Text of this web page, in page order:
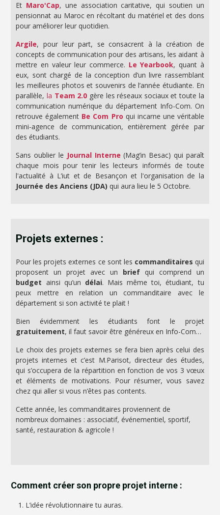
Et Maro'Cap, une association caritative, qui soutien un
pensionnat au Maroc en récoltant du matériel et des dons
pour améliorer leur quotidien.
Argile, pour leur part, se consacrent à la création de
concepts de communication pour des artisans, les aidant à
mettre en valeur leur commerce. Le Yearbook, quant à
eux, sont chargé de la conception d’un livre rassemblant
les meilleures photos et souvenirs de l’année étudiante. En
parallèle, la Team 2.0 gère les réseaux sociaux et toute la
communication numérique du département Info-Com. On
retrouve également Be Com Pro qui incarne une véritable
mini-agence de communication, entièrement gérée par
des étudiants.
Sans oublier le Journal Interne (Mag’in Besac) qui paraît
chaque mois pour tenir les lecteurs informés de toute
l'actualité à L’iut et de Besançon et l'organisation de la
Journée des Anciens (JDA) qui aura lieu le 5 Octobre.
Projets externes :
Pour les projets externes ce sont les commanditaires qui
proposent un projet avec un briefqui comprend un
budget ainsi qu’un délai. Mais même toi, étudiant, tu
peux mettre en relation un commanditaire avec le
département si son activité te plait !
Bien évidemment les étudiants font le projet
gratuitement, il faut savoir être généreux en Info-Com…
Le choix des projets externes se fera bien après celui des
projets internes et c’est M.Parisot, directeur des études,
qui s’occupera de la répartition en fonction de vos 3 vœux
et éléments de motivations. Pour résumer, vous savez
chez qui aller si vous n’êtes pas contents.
Cette année, les commanditaires proviennent de
nombreux domaines : associatif, événementiel, sportif,
santé, restauration & agricole !
Comment créer son propre projet interne :
L’idée révolutionnaire tu auras.